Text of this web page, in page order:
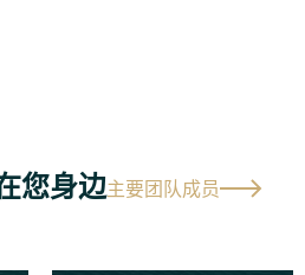
您身边主要团队成员